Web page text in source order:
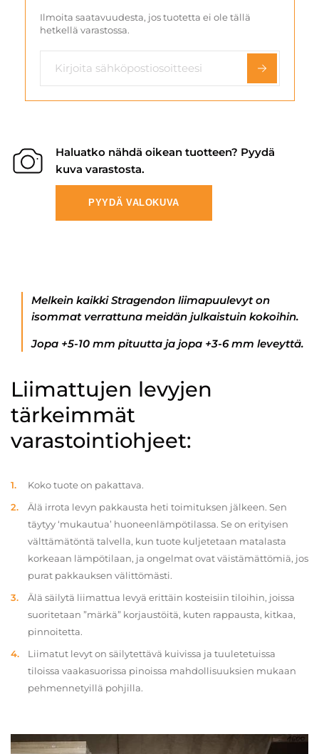
Ilmoita saatavuudesta, jos tuotetta ei ole tällä
hetkellä varastossa.
Haluatko nähdä oikean tuotteen? Pyydä
kuva varastosta.
PYYDÄ VALOKUVA
Melkein kaikki Stragendon liimapuulevyt on
isommat verrattuna meidän julkaistuin kokoihin.
Jopa +5-10 mm pituutta ja jopa +3-6 mm leveyttä.
Liimattujen levyjen
tärkeimmät
varastointiohjeet:
Koko tuote on pakattava.
Älä irrota levyn pakkausta heti toimituksen jälkeen. Sen
täytyy ‘mukautua’ huoneenlämpötilassa. Se on erityisen
välttämätöntä talvella, kun tuote kuljetetaan matalasta
korkeaan lämpötilaan, ja ongelmat ovat väistämättömiä, jos
purat pakkauksen välittömästi.
Älä säilytä liimattua levyä erittäin kosteisiin tiloihin, joissa
suoritetaan ”märkä” korjaustöitä, kuten rappausta, kitkaa,
pinnoitetta.
Liimatut levyt on säilytettävä kuivissa ja tuuletetuissa
tiloissa vaakasuorissa pinoissa mahdollisuuksien mukaan
pehmennetyillä pohjilla.